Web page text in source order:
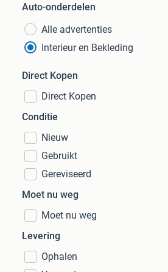
Auto-onderdelen
Alle advertenties
Interieur en Bekleding
Direct Kopen
Direct Kopen
Conditie
Nieuw
Gebruikt
Gereviseerd
Moet nu weg
Moet nu weg
Levering
Ophalen